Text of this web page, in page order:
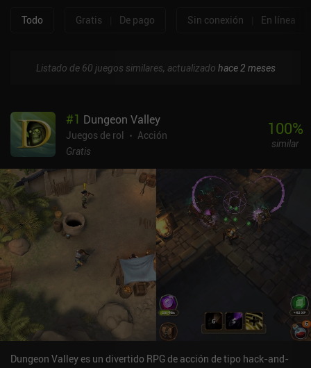
Todo Gratis De pago Sin conexión En línea
Listado de 60 juegos similares, actualizado hace 2 meses
#1 Dungeon Valley
Juegos de rol
Acción
Gratis
100%
similar
Dungeon Valley es un divertido RPG de acción de tipo hack-and-